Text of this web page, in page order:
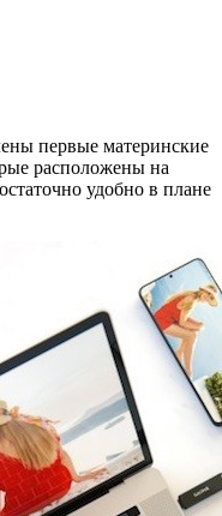
первые материнские
расположены на
удобно в плане